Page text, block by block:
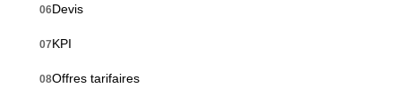
06Devis
07KPI
08Offres tarifaires